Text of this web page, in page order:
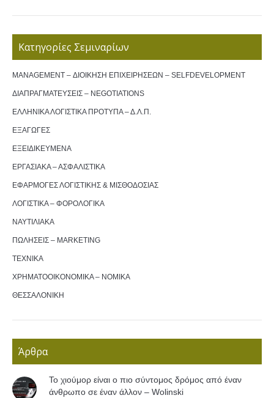
Κατηγορίες Σεμιναρίων
MANAGEMENT – ΔΙΟΙΚΗΣΗ ΕΠΙΧΕΙΡΗΣΕΩΝ – SELFDEVELOPMENT
ΔΙΑΠΡΑΓΜΑΤΕΥΣΕΙΣ – NEGOTIATIONS
ΕΛΛΗΝΙΚΑ ΛΟΓΙΣΤΙΚΑ ΠΡΟΤΥΠΑ – Δ.Λ.Π.
ΕΞΑΓΩΓΕΣ
ΕΞΕΙΔΙΚΕΥΜΕΝΑ
ΕΡΓΑΣΙΑΚΑ – ΑΣΦΑΛΙΣΤΙΚΑ
ΕΦΑΡΜΟΓΕΣ ΛΟΓΙΣΤΙΚΗΣ & ΜΙΣΘΟΔΟΣΙΑΣ
ΛΟΓΙΣΤΙΚΑ – ΦΟΡΟΛΟΓΙΚΑ
ΝΑΥΤΙΛΙΑΚΑ
ΠΩΛΗΣΕΙΣ – MARKETING
ΤΕΧΝΙΚΑ
ΧΡΗΜΑΤΟΟΙΚΟΝΟΜΙΚΑ – ΝΟΜΙΚΑ
ΘΕΣΣΑΛΟΝΙΚΗ
Άρθρα
Το χιούμορ είναι ο πιο σύντομος δρόμος από έναν
άνθρωπο σε έναν άλλον – Wolinski